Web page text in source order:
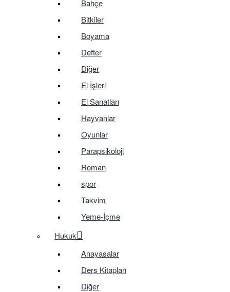
Bahçe
Bitkiler
Boyama
Defter
Diğer
El İşleri
El Sanatları
Hayvanlar
Oyunlar
Parapsikoloji
Roman
spor
Takvim
Yeme-İçme
Hukuk
Anayasalar
Ders Kitapları
Diğer